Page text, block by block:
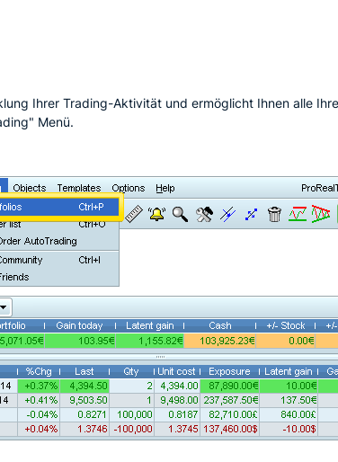
Ihrer Trading-Aktivität und ermöglicht Ihnen alle
Menü.